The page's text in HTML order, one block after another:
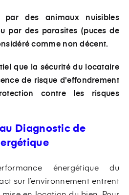
des animaux nuisibles
par des parasites (puces de
comme non décent.
que la sécurité du locataire
de risque d'effondrement
contre les risques
Diagnostic de
énergétique du
sur l’environnement entrent